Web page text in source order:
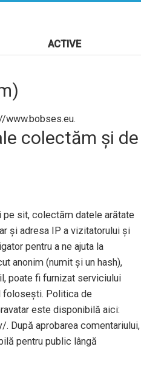
ACTIVE
www.bobses.eu.
colectăm și de
sit, colectăm datele arătate
și adresa IP a vizitatorului și
pentru a ne ajuta la
anonim (numit și un hash),
poate fi furnizat serviciului
folosești. Politica de
este disponibilă aici:
După aprobarea comentariului,
pentru public lângă